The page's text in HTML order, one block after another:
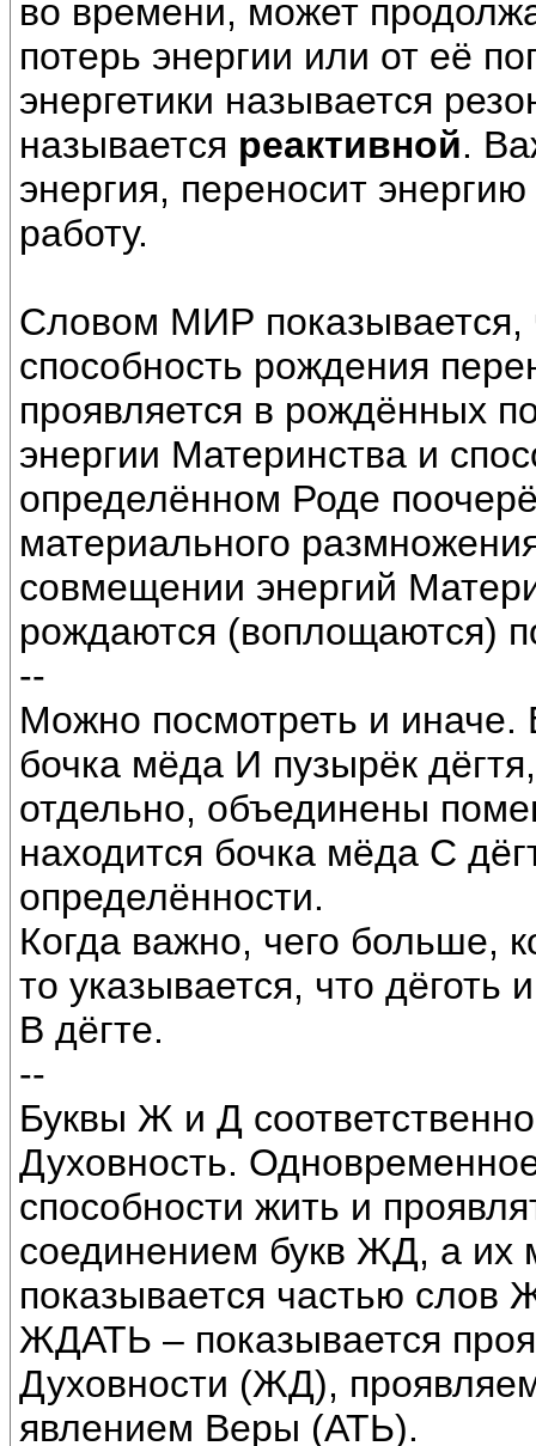
во времени, может
потерь энергии или от её
энергетики называется
называется реактивной.
энергия, переносит
работу.
Словом МИР показывается,
способность рождения
проявляется в рождённых
энергии Материнства и
определённом Роде
материального
совмещении энергий
рождаются (воплощаются)
--
Можно посмотреть и
бочка мёда И пузырёк
отдельно, объединены
находится бочка мёда С
определённости.
Когда важно, чего больше,
то указывается, что
В дёгте.
--
Буквы Ж и Д
Духовность.
способности жить и
соединением букв ЖД, а их
показывается частью
ЖДАТЬ – показывается
Духовности (ЖД),
явлением Веры (АТЬ).